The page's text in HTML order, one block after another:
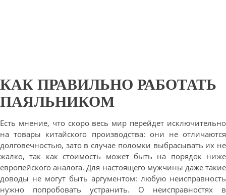
КАК ПРАВИЛЬНО РАБОТАТЬ
ПАЯЛЬНИКОМ
Есть мнение, что скоро весь мир перейдет исключительно
на товары китайского производства: они не отличаются
долговечностью, зато в случае поломки выбрасывать их не
жалко, так как стоимость может быть на порядок ниже
европейского аналога. Для настоящего мужчины даже такие
доводы не могут быть аргументом: любую неисправность
нужно попробовать устранить. О неисправностях в